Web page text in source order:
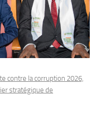
contre la corruption 2026,
stratégique de